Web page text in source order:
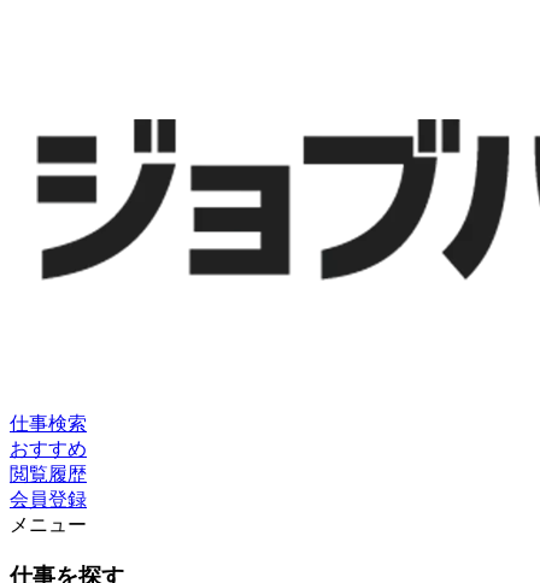
仕事検索
おすすめ
閲覧履歴
会員登録
メニュー
仕事を探す